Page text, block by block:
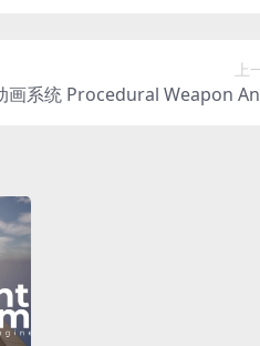
上
画系统 Procedural Weapon